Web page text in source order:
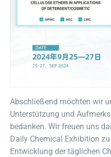
Abschließend möchten wir
Unterstützung und
bedanken. Wir freuen uns
Daily Chemical Exhibition
Entwicklung der täglichen